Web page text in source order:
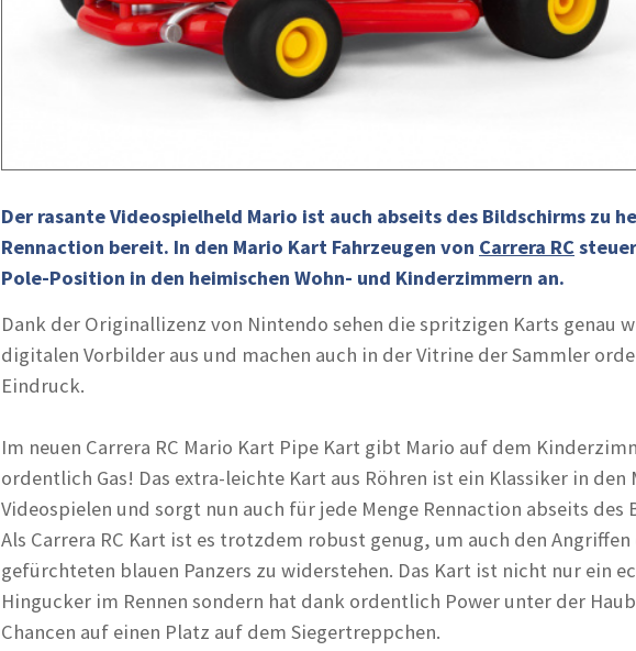
Der rasante Videospielheld Mario ist auch abseits des Bildschirms zu
Rennaction bereit. In den Mario Kart Fahrzeugen von Carrera RC
Pole-Position in den heimischen Wohn- und Kinderzimmern an.
Dank der Originallizenz von Nintendo sehen die spritzigen Karts genau
digitalen Vorbilder aus und machen auch in der Vitrine der Sammler
Eindruck.
Im neuen Carrera RC Mario Kart Pipe Kart gibt Mario auf dem
ordentlich Gas! Das extra-leichte Kart aus Röhren ist ein Klassiker in den
Videospielen und sorgt nun auch für jede Menge Rennaction abseits des
Als Carrera RC Kart ist es trotzdem robust genug, um auch den Angriffen
gefürchteten blauen Panzers zu widerstehen. Das Kart ist nicht nur ein
Hingucker im Rennen sondern hat dank ordentlich Power unter der
Chancen auf einen Platz auf dem Siegertreppchen.